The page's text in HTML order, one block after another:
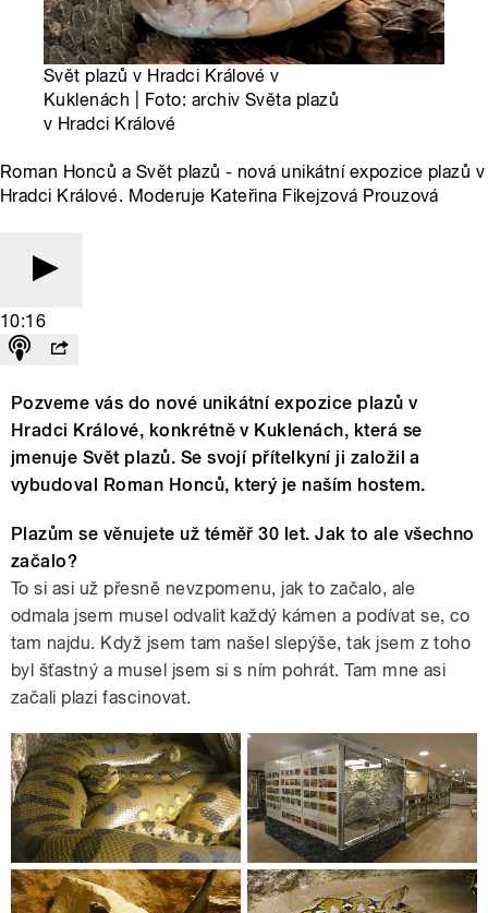
Svět plazů v Hradci Králové v
Kuklenách | Foto: archiv Světa plazů
v Hradci Králové
Roman Honců a Svět plazů - nová unikátní expozice plazů v
Hradci Králové. Moderuje Kateřina Fikejzová Prouzová
10:16
Pozveme vás do nové unikátní expozice plazů v
Hradci Králové, konkrétně v Kuklenách, která se
jmenuje Svět plazů. Se svojí přítelkyní ji založil a
vybudoval Roman Honců, který je naším hostem.
Plazům se věnujete už téměř 30 let. Jak to ale všechno
začalo?
To si asi už přesně nevzpomenu, jak to začalo, ale
odmala jsem musel odvalit každý kámen a podívat se, co
tam najdu. Když jsem tam našel slepýše, tak jsem z toho
byl šťastný a musel jsem si s ním pohrát. Tam mne asi
začali plazi fascinovat.